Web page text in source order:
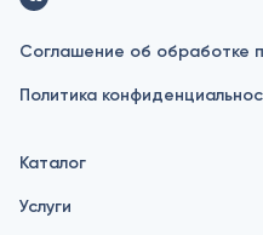
Соглашение об обработке
Политика
Каталог
Услуги